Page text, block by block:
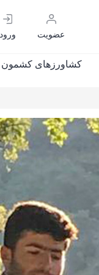
عضویت ورود
کشاورزهای کشمون